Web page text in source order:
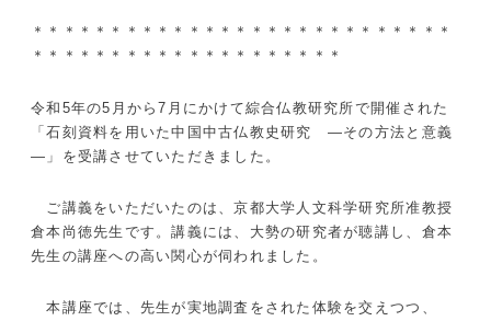
＊＊＊＊＊＊＊＊＊＊＊＊＊＊＊＊＊＊＊＊＊＊＊＊＊＊＊
＊＊＊＊＊＊＊＊＊＊＊＊＊＊＊＊＊＊＊＊
令和5年の5月から7月にかけて綜合仏教研究所で開催された
「石刻資料を用いた中国中古仏教史研究 ―その方法と意義
―」を受講させていただきました。
ご講義をいただいたのは、京都大学人文科学研究所准教授
倉本尚徳先生です。講義には、大勢の研究者が聴講し、倉本
先生の講座への高い関心が伺われました。
本講座では、先生が実地調査をされた体験を交えつつ、